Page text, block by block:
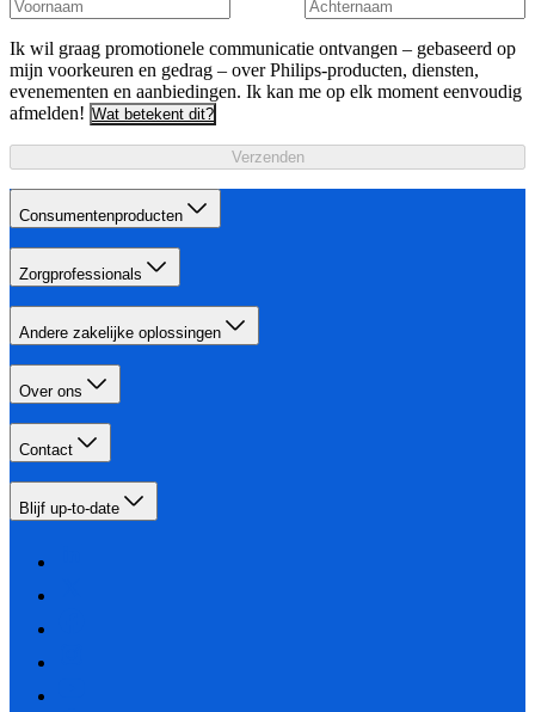
Ik wil graag promotionele communicatie ontvangen – gebaseerd op
mijn voorkeuren en gedrag – over Philips-producten, diensten,
evenementen en aanbiedingen. Ik kan me op elk moment eenvoudig
afmelden! Wat betekent dit?
Verzenden
Consumentenproducten
Zorgprofessionals
Andere zakelijke oplossingen
Over ons
Contact
Blijf up-to-date